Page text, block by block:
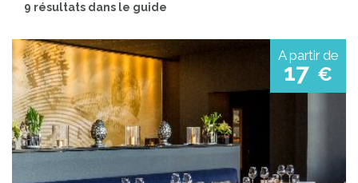
9 résultats dans le guide
A partir de
17 €